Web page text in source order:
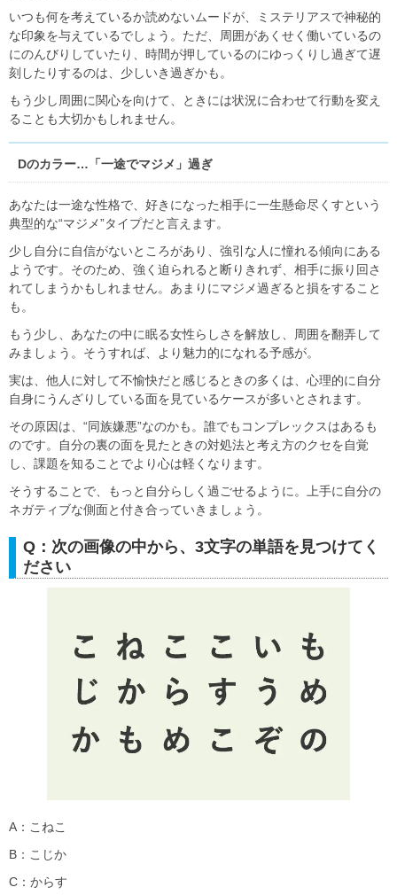
いつも何を考えているか読めないムードが、ミステリアスで神秘的
な印象を与えているでしょう。ただ、周囲があくせく働いているの
にのんびりしていたり、時間が押しているのにゆっくりし過ぎて遅
刻したりするのは、少しいき過ぎかも。
もう少し周囲に関心を向けて、ときには状況に合わせて行動を変え
ることも大切かもしれません。
Dのカラー…「一途でマジメ」過ぎ
あなたは一途な性格で、好きになった相手に一生懸命尽くすという
典型的な“マジメ”タイプだと言えます。
少し自分に自信がないところがあり、強引な人に憧れる傾向にある
ようです。そのため、強く迫られると断りきれず、相手に振り回さ
れてしまうかもしれません。あまりにマジメ過ぎると損をすること
も。
もう少し、あなたの中に眠る女性らしさを解放し、周囲を翻弄して
みましょう。そうすれば、より魅力的になれる予感が。
実は、他人に対して不愉快だと感じるときの多くは、心理的に自分
自身にうんざりしている面を見ているケースが多いとされます。
その原因は、“同族嫌悪”なのかも。誰でもコンプレックスはあるも
のです。自分の裏の面を見たときの対処法と考え方のクセを自覚
し、課題を知ることでより心は軽くなります。
そうすることで、もっと自分らしく過ごせるように。上手に自分の
ネガティブな側面と付き合っていきましょう。
Q：次の画像の中から、3文字の単語を見つけてく
ださい
A：こねこ
B：こじか
C：からす